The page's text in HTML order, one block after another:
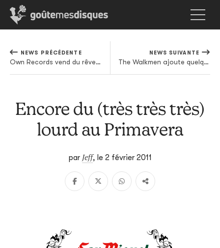
NEWS PRÉCÉDENTE
Own Records vend du rêve pour pas un rond
NEWS SUIVANTE
The Walkmen ajoute quelques dates européennes à son agenda
Encore du (très très très)
lourd au Primavera
par Jeff, le 2 février 2011